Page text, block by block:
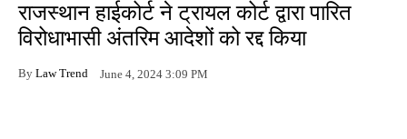
राजस्थान हाईकोर्ट ने ट्रायल कोर्ट द्वारा पारित
विरोधाभासी अंतरिम आदेशों को रद्द किया
By Law Trend June 4, 2024 3:09 PM